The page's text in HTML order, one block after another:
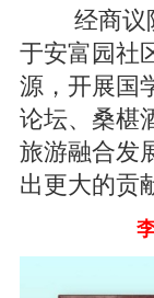
经商议
于安富园社
源，开展国
论坛、桑椹
旅游融合发
出更大的贡